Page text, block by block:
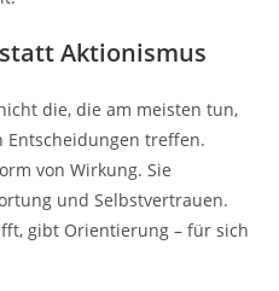
Aktionismus
die, die am meisten tun,
treffen.
von Wirkung. Sie
und Selbstvertrauen.
gibt Orientierung – für sich